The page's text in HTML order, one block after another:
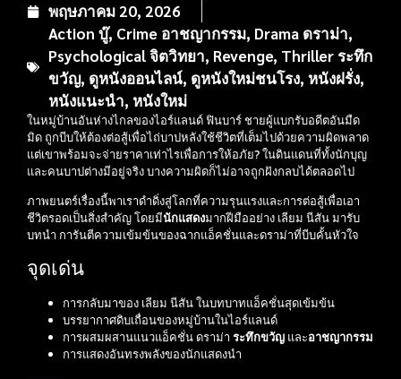
พฤษภาคม 20, 2026
Action บู๊, Crime อาชญากรรม, Drama ดราม่า,
Psychological จิตวิทยา, Revenge, Thriller ระทึก
ขวัญ, ดูหนังออนไลน์, ดูหนังใหม่ชนโรง, หนังฝรั่ง,
หนังแนะนำ, หนังใหม่
ในหมู่บ้านอันห่างไกลของไอร์แลนด์ ฟินบาร์ ชายผู้แบกรับอดีตอันมืด
มิด ถูกบีบให้ต้องต่อสู้เพื่อไถ่บาปหลังใช้ชีวิตที่เต็มไปด้วยความผิดพลาด
แต่เขาพร้อมจะจ่ายราคาเท่าไรเพื่อการให้อภัย? ในดินแดนที่ทั้งนักบุญ
และคนบาปต่างมีอยู่จริง บางความผิดก็ไม่อาจถูกฝังกลบได้ตลอดไป
ภาพยนตร์เรื่องนี้พาเราดำดิ่งสู่โลกที่ความรุนแรงและการต่อสู้เพื่อเอา
ชีวิตรอดเป็นสิ่งสำคัญ โดยมีนักแสดงมากฝีมืออย่าง เลียม นีสัน มารับ
บทนำ การันตีความเข้มข้นของฉากแอ็คชั่นและดราม่าที่บีบคั้นหัวใจ
จุดเด่น
การกลับมาของ เลียม นีสัน ในบทบาทแอ็คชั่นสุดเข้มข้น
บรรยากาศดิบเถื่อนของหมู่บ้านในไอร์แลนด์
การผสมผสานแนวแอ็คชั่น ดราม่า ระทึกขวัญ และอาชญากรรม
การแสดงอันทรงพลังของนักแสดงนำ